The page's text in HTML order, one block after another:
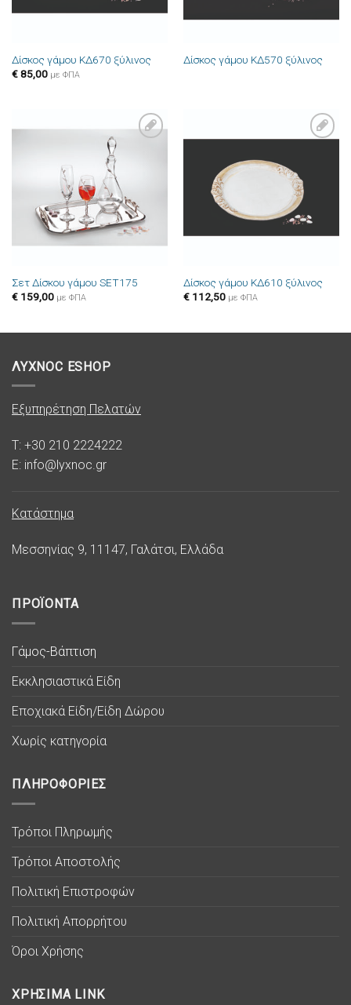
Δίσκος γάμου ΚΔ670 ξύλινος
€85,00 με ΦΠΑ
Δίσκος γάμου ΚΔ570 ξύλινος
Πρόσθήκη
στην λίστα
Σετ Δίσκου γάμου SET175
€159,00 με ΦΠΑ
επιθυμιών
Δίσκος γάμου ΚΔ610 ξύλινος
€112,50 με ΦΠΑ
ΛΥΧΝΟC ESHOP
Εξυπηρέτηση Πελατών
T: +30 210 2224222
E: info@lyxnoc.gr
Κατάστημα
Μεσσηνίας 9, 11147, Γαλάτσι, Ελλάδα
ΠΡΟΪΟΝΤΑ
Γάμος-Βάπτιση
Εκκλησιαστικά Είδη
Εποχιακά Είδη/Είδη Δώρου
Χωρίς κατηγορία
ΠΛΗΡΟΦΟΡΙΕΣ
Τρόποι Πληρωμής
Τρόποι Αποστολής
Πολιτική Επιστροφών
Πολιτική Απορρήτου
Όροι Χρήσης
ΧΡΗΣΙΜΑ LINK